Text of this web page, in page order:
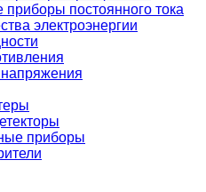
постоянного тока
электроэнергии
приборы